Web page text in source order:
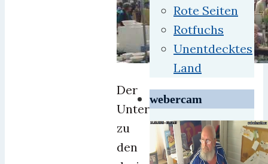
Der
Unterschied
zu
den
Rote Seiten
Rotfuchs
Unentdecktes
Land
webercam